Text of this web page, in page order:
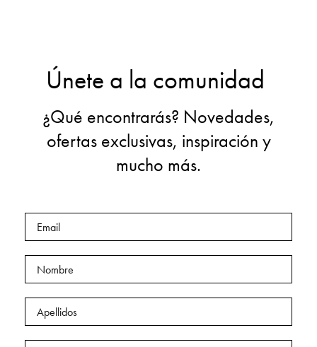
Únete a la comunidad
¿Qué encontrarás? Novedades,
ofertas exclusivas, inspiración y
mucho más.